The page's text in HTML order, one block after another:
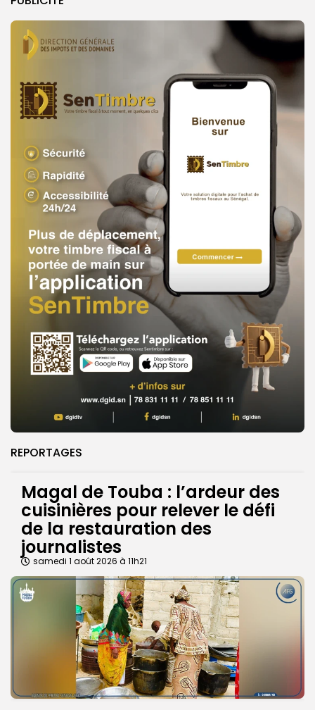
REPORTAGES
Magal de Touba : l’ardeur des
cuisinières pour relever le défi
de la restauration des
journalistes
samedi 1 août 2026 à 11h21